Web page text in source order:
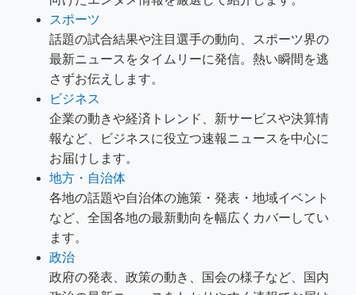
スポーツ
話題の試合結果や注目選手の動向、スポーツ界の
最新ニュースをタイムリーに発信。熱い瞬間を逃
さずお伝えします。
ビジネス
企業の動きや経済トレンド、新サービスや決算情
報など、ビジネスに役立つ速報ニュースを中心に
お届けします。
地方・自治体
各地の話題や自治体の施策・発表・地域イベント
など、全国各地の最新動向を幅広くカバーしてい
ます。
政治
政府の発表、政策の動き、国会の様子など、国内